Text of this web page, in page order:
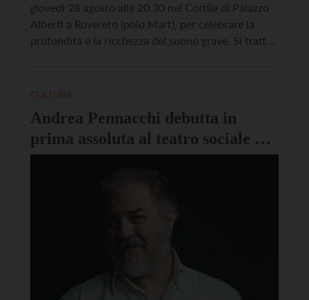
giovedì 28 agosto alle 20.30 nel Cortile di Palazzo
Alberti a Rovereto (polo Mart), per celebrare la
profondità e la ricchezza del suono grave. Si tratta
Andrea Pennacchi debutta in
prima assoluta al teatro sociale di
Trento con “Le Indie de Qua”